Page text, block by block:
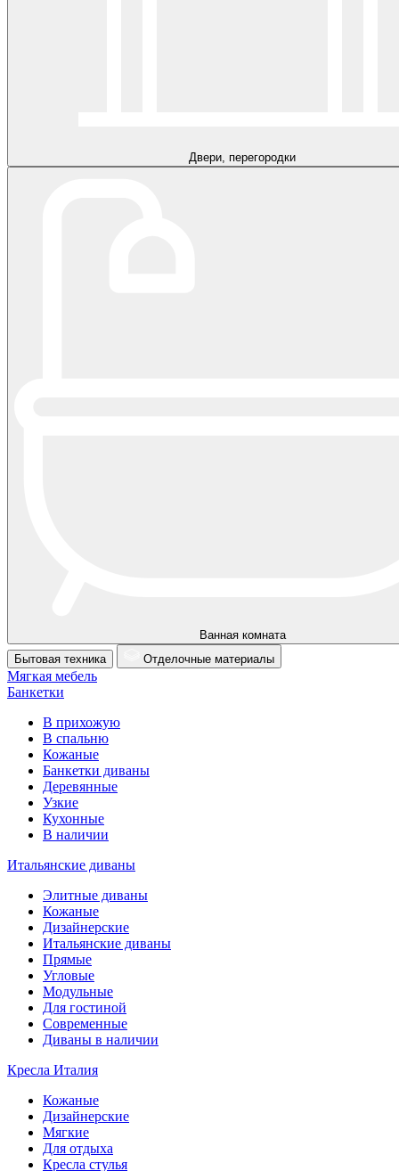
Двери, перегородки
Ванная комната
Бытовая техника
Отделочные материалы
Мягкая мебель
Банкетки
В прихожую
В спальню
Кожаные
Банкетки диваны
Деревянные
Узкие
Кухонные
В наличии
Итальянские диваны
Элитные диваны
Кожаные
Дизайнерские
Итальянские диваны
Прямые
Угловые
Модульные
Для гостиной
Современные
Диваны в наличии
Кресла Италия
Кожаные
Дизайнерские
Мягкие
Для отдыха
Кресла стулья